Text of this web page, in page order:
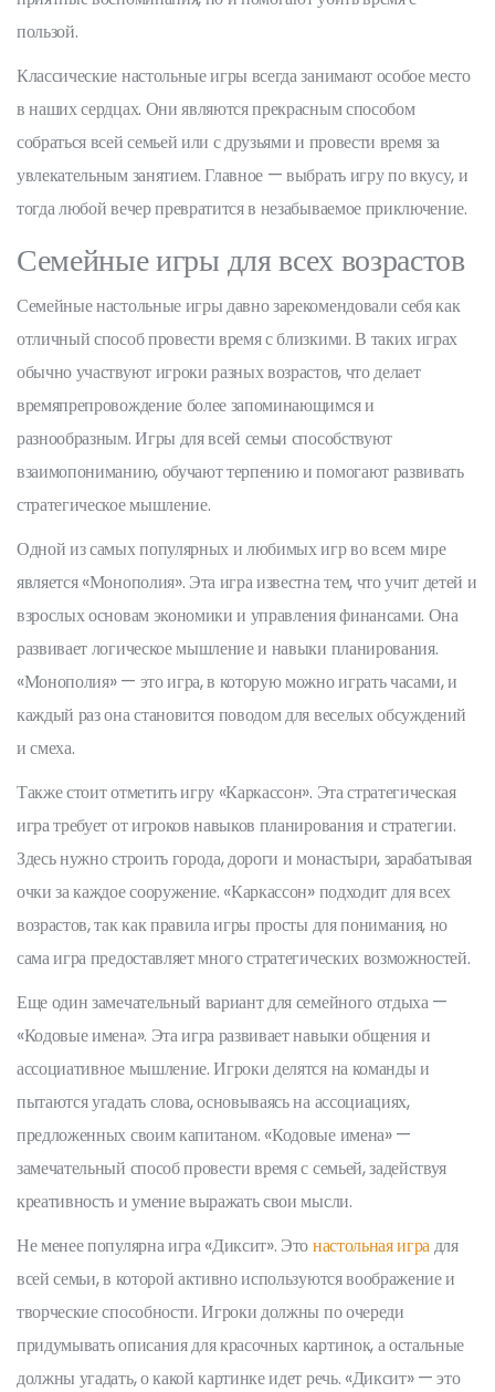
пользой.
Классические настольные игры всегда занимают особое место
в наших сердцах. Они являются прекрасным способом
собраться всей семьей или с друзьями и провести время за
увлекательным занятием. Главное — выбрать игру по вкусу, и
тогда любой вечер превратится в незабываемое приключение.
Семейные игры для всех возрастов
Семейные настольные игры давно зарекомендовали себя как
отличный способ провести время с близкими. В таких играх
обычно участвуют игроки разных возрастов, что делает
времяпрепровождение более запоминающимся и
разнообразным. Игры для всей семьи способствуют
взаимопониманию, обучают терпению и помогают развивать
стратегическое мышление.
Одной из самых популярных и любимых игр во всем мире
является «Монополия». Эта игра известна тем, что учит детей и
взрослых основам экономики и управления финансами. Она
развивает логическое мышление и навыки планирования.
«Монополия» — это игра, в которую можно играть часами, и
каждый раз она становится поводом для веселых обсуждений
и смеха.
Также стоит отметить игру «Каркассон». Эта стратегическая
игра требует от игроков навыков планирования и стратегии.
Здесь нужно строить города, дороги и монастыри, зарабатывая
очки за каждое сооружение. «Каркассон» подходит для всех
возрастов, так как правила игры просты для понимания, но
сама игра предоставляет много стратегических возможностей.
Еще один замечательный вариант для семейного отдыха —
«Кодовые имена». Эта игра развивает навыки общения и
ассоциативное мышление. Игроки делятся на команды и
пытаются угадать слова, основываясь на ассоциациях,
предложенных своим капитаном. «Кодовые имена» —
замечательный способ провести время с семьей, задействуя
креативность и умение выражать свои мысли.
Не менее популярна игра «Диксит». Этонастольная иградля
всей семьи, в которой активно используются воображение и
творческие способности. Игроки должны по очереди
придумывать описания для красочных картинок, а остальные
должны угадать, о какой картинке идет речь. «Диксит» — это